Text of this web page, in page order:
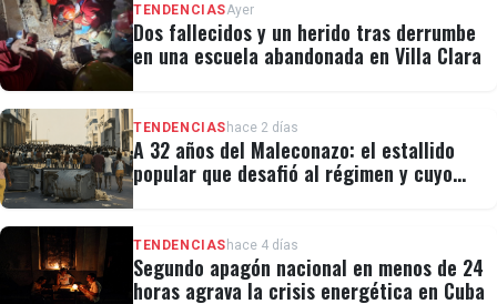
TENDENCIASAyer
Dos fallecidos y un herido tras derrumbe
en una escuela abandonada en Villa Clara
TENDENCIAS hace 2 días
A 32 años del Maleconazo: el estallido
popular que desafió al régimen y cuyo
TENDENCIAS hace 4 días
Segundo apagón nacional en menos de 24
horas agrava la crisis energética en Cuba